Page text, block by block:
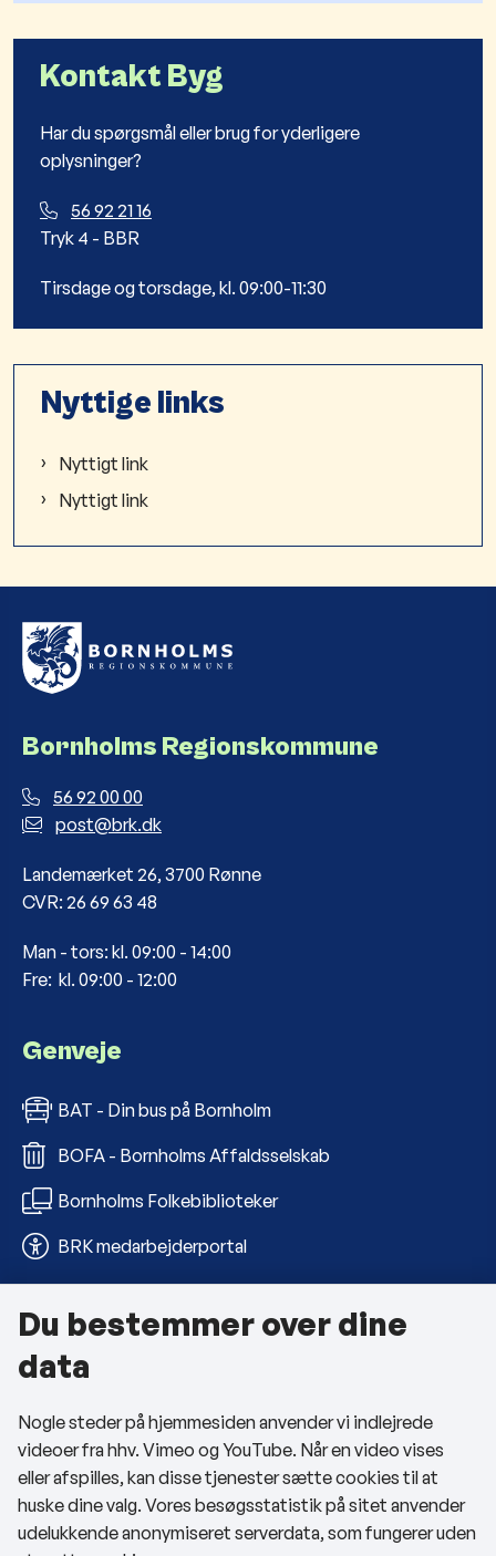
Kontakt Byg
Har du spørgsmål eller brug for yderligere
oplysninger?
56 92 21 16
Tryk 4 - BBR
Tirsdage og torsdage, kl. 09:00-11:30
Nyttige links
Nyttigt link
Nyttigt link
Bornholms Regionskommune
56 92 00 00
post@brk.dk
Landemærket 26, 3700 Rønne
CVR: 26 69 63 48
Man - tors: kl. 09:00 - 14:00
Fre: kl. 09:00 - 12:00
Genveje
BAT - Din bus på Bornholm
BOFA - Bornholms Affaldsselskab
Bornholms Folkebiblioteker
BRK medarbejderportal
Om kommunen
Kontakt os
Telefon- og åbningstider
Tilgængelighedserklæring
Privatlivspolitik
Du bestemmer over dine
data
Nogle steder på hjemmesiden anvender vi indlejrede
videoer fra hhv. Vimeo og YouTube. Når en video vises
eller afspilles, kan disse tjenester sætte cookies til at
huske dine valg. Vores besøgsstatistik på sitet anvender
udelukkende anonymiseret serverdata, som fungerer uden